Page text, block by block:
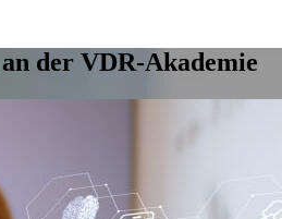
der VDR-Akademie